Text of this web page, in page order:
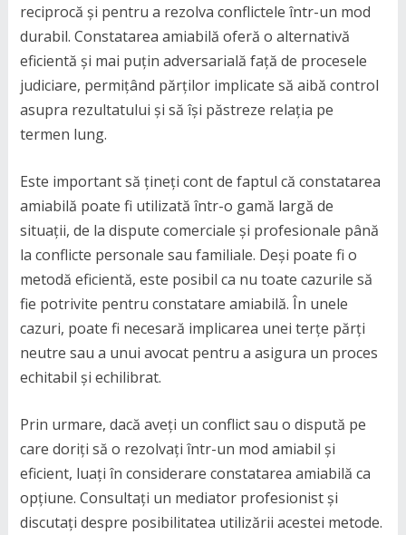
reciprocă și pentru a rezolva conflictele într-un mod
durabil. Constatarea amiabilă oferă o alternativă
eficientă și mai puțin adversarială față de procesele
judiciare, permițând părților implicate să aibă control
asupra rezultatului și să își păstreze relația pe
termen lung.
Este important să țineți cont de faptul că constatarea
amiabilă poate fi utilizată într-o gamă largă de
situații, de la dispute comerciale și profesionale până
la conflicte personale sau familiale. Deși poate fi o
metodă eficientă, este posibil ca nu toate cazurile să
fie potrivite pentru constatare amiabilă. În unele
cazuri, poate fi necesară implicarea unei terțe părți
neutre sau a unui avocat pentru a asigura un proces
echitabil și echilibrat.
Prin urmare, dacă aveți un conflict sau o dispută pe
care doriți să o rezolvați într-un mod amiabil și
eficient, luați în considerare constatarea amiabilă ca
opțiune. Consultați un mediator profesionist și
discutați despre posibilitatea utilizării acestei metode.